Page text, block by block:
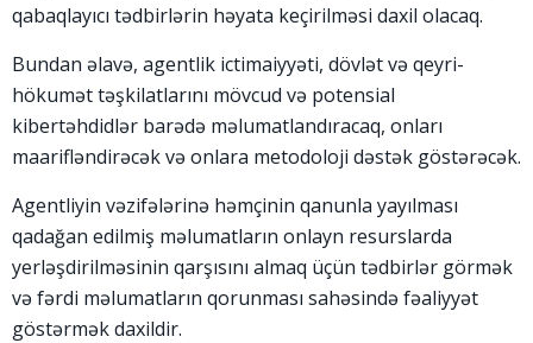
qabaqlayıcı tədbirlərin həyata keçirilməsi daxil olacaq.
Bundan əlavə, agentlik ictimaiyyəti, dövlət və qeyri-
hökumət təşkilatlarını mövcud və potensial
kibertəhdidlər barədə məlumatlandıracaq, onları
maarifləndirəcək və onlara metodoloji dəstək göstərəcək.
Agentliyin vəzifələrinə həmçinin qanunla yayılması
qadağan edilmiş məlumatların onlayn resurslarda
yerləşdirilməsinin qarşısını almaq üçün tədbirlər görmək
və fərdi məlumatların qorunması sahəsində fəaliyyət
göstərmək daxildir.